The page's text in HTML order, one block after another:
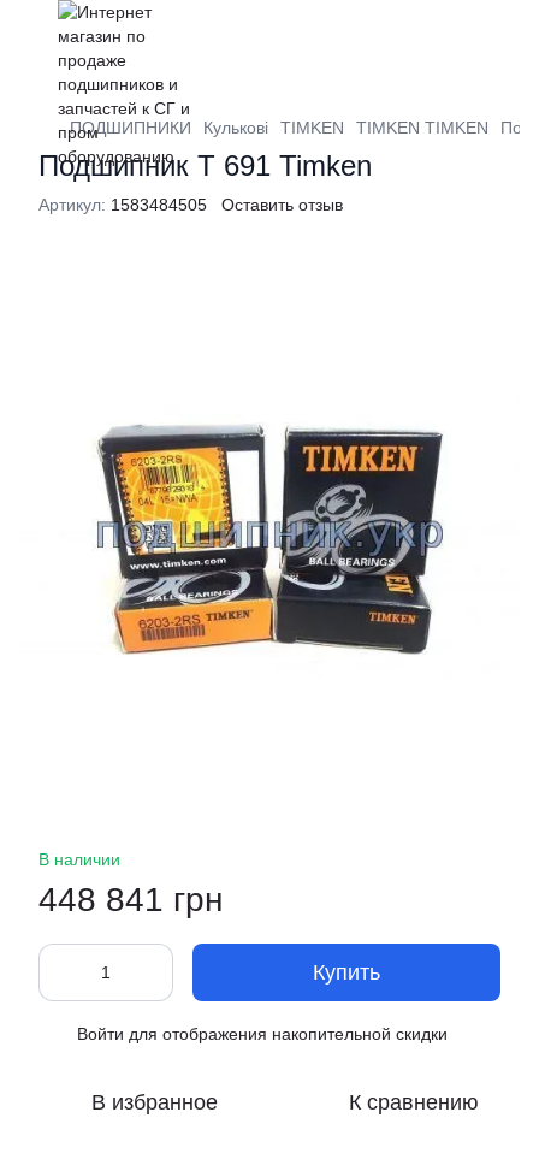
ПОДШИПНИКИ Кулькові TIMKEN TIMKEN TIMKEN
Подшипник Т 691 Timken
Артикул: 1583484505 Оставить отзыв
В наличии
448 841 грн
Купить
Войти для отображения накопительной скидки
В избранное К сравнению